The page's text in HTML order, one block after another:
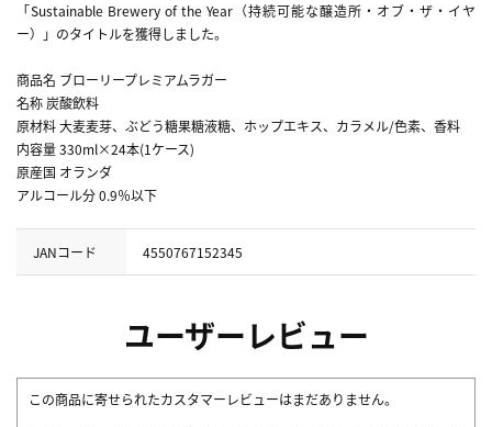
「Sustainable Brewery of the Year（持続可能な醸造所・オブ・ザ・イヤ
ー）」のタイトルを獲得しました。
商品名 ブローリープレミアムラガー
名称 炭酸飲料
原材料 大麦麦芽、ぶどう糖果糖液糖、ホップエキス、カラメル/色素、香料
内容量 330ml×24本(1ケース)
原産国 オランダ
アルコール分 0.9％以下
JANコード 4550767152345
ユーザーレビュー
この商品に寄せられたカスタマーレビューはまだありません。